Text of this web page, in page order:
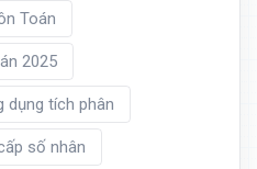
Toán
2025
dụng tích phân
số nhân